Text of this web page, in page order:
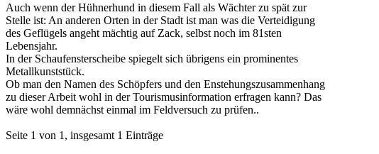
Auch wenn der Hühnerhund in diesem Fall als Wächter zu spät zur
Stelle ist: An anderen Orten in der Stadt ist man was die Verteidigung
des Geflügels angeht mächtig auf Zack, selbst noch im 81sten
Lebensjahr.
In der Schaufensterscheibe spiegelt sich übrigens ein prominentes
Metallkunststück.
Ob man den Namen des Schöpfers und den Enstehungszusammenhang
zu dieser Arbeit wohl in der Tourismusinformation erfragen kann? Das
wäre wohl demnächst einmal im Feldversuch zu prüfen..
Seite 1 von 1, insgesamt 1 Einträge